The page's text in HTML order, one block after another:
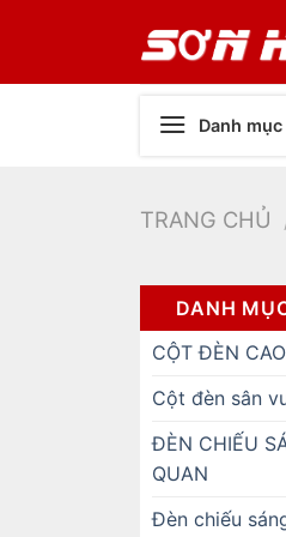
Danh mục
TRANG CHỦ
DANH
CỘT ĐÈN
Cột đèn sân
ĐÈN CHIẾU
QUAN
Đèn chiếu